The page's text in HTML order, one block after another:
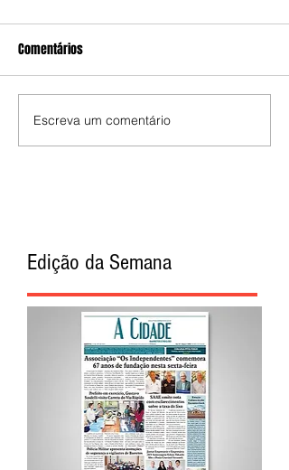
Comentários
Escreva um comentário
Edição da Semana